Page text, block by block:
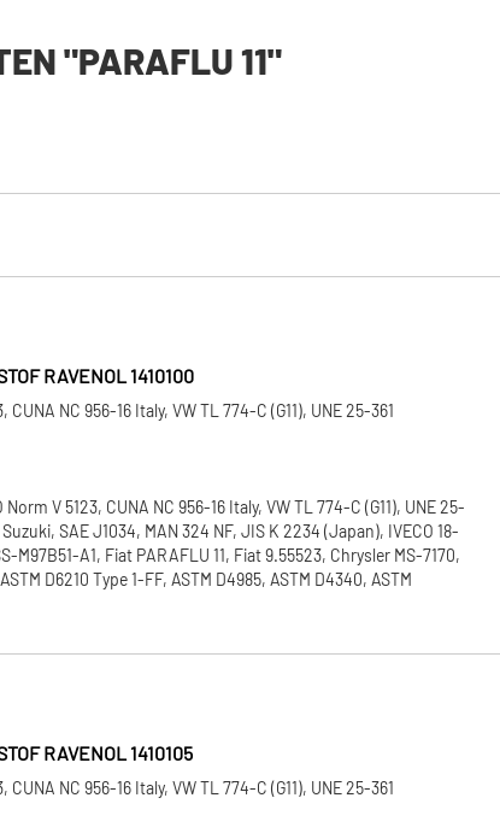
"PARAFLU 11"
RAVENOL 1410100
CUNA NC 956-16 Italy, VW TL 774-C (G11), UNE 25-361
V 5123, CUNA NC 956-16 Italy, VW TL 774-C (G11), UNE 25-
SAE J1034, MAN 324 NF, JIS K 2234 (Japan), IVECO 18-
M97B51-A1, Fiat PARAFLU 11, Fiat 9.55523, Chrysler MS-7170,
D6210 Type 1-FF, ASTM D4985, ASTM D4340, ASTM
RAVENOL 1410105
CUNA NC 956-16 Italy, VW TL 774-C (G11), UNE 25-361